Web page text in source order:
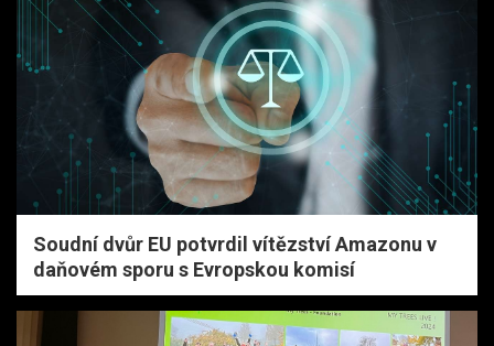
Soudní dvůr EU potvrdil vítězství Amazonu v
daňovém sporu s Evropskou komisí